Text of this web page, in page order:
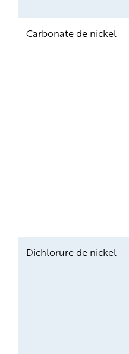
Carbonate de nickel
Dichlorure de nickel